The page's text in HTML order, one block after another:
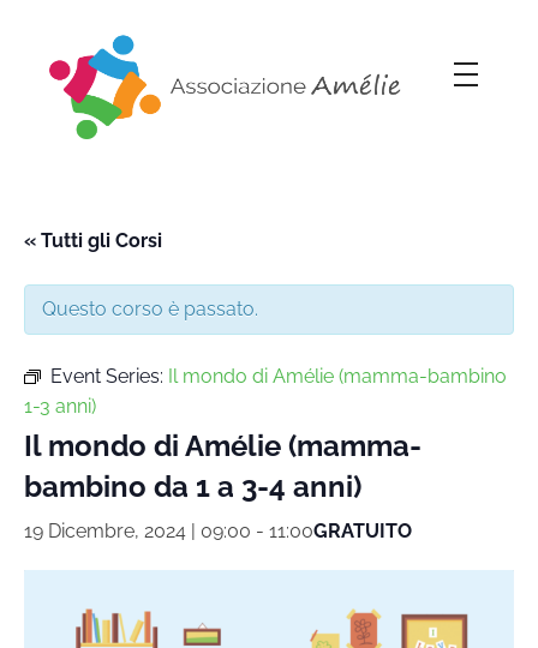
« Tutti gli Corsi
Questo corso è passato.
Event Series: Il mondo di Amélie (mamma-bambino
1-3 anni)
Il mondo di Amélie (mamma-
bambino da 1 a 3-4 anni)
19 Dicembre, 2024 | 09:00 - 11:00GRATUITO